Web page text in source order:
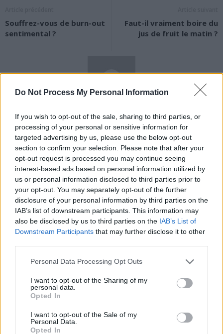
Do Not Process My Personal Information
If you wish to opt-out of the sale, sharing to third parties, or
processing of your personal or sensitive information for
targeted advertising by us, please use the below opt-out
section to confirm your selection. Please note that after your
opt-out request is processed you may continue seeing
interest-based ads based on personal information utilized by
us or personal information disclosed to third parties prior to
your opt-out. You may separately opt-out of the further
disclosure of your personal information by third parties on the
IAB’s list of downstream participants. This information may
also be disclosed by us to third parties on the IAB’s List of
Downstream Participants that may further disclose it to other
Personal Data Processing Opt Outs
I want to opt-out of the Sharing of my
personal data.
Opted In
I want to opt-out of the Sale of my
Personal Data.
Opted In
Souffrez-vous de burn-out
sentimental ?
Faut-il vraiment boire du
jus de fruit le matin ?
News Santé
https://news-sante.fr
ARTICLES CONNEXES PLUS DE L'AUTEUR
Canicule : les conseils
essentiels des
Santé
Éclipse du 12 août :
attention à la pénurie de
lunettes de sécurité
Un chewing-gum
révolutionnaire pour
Populaires
Médicament retiré en urgence pour risques graves et données falsifiées